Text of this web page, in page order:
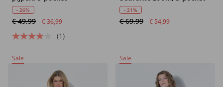
- 26%
€ 49,99 € 36,99
(1)
- 21%
€ 69,99 € 54,99
Sale Sale